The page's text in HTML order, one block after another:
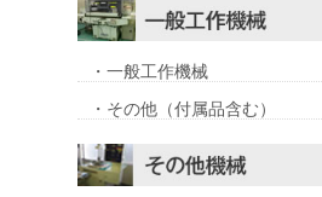
・一般工作機械
・その他（付属品含む）